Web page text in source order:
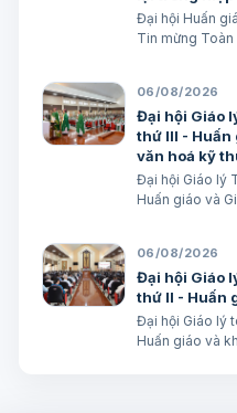
mới cho
Đại hội Huấn
Tin mừng
Minh
06/08/2026
Đại hội Giáo
thứ III - Huấn
văn hoá kỹ
Đại hội Giáo lý
Huấn giáo và
06/08/2026
Đại hội Giáo
thứ II - Huấn
Đại hội Giáo lý
Huấn giáo và